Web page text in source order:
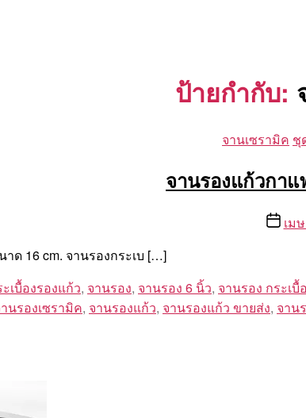
ป้ายกำกับ:
จานเซรามิค ชุ
จานรองแก้วกา
Postเม
ด 16 cm. จานรองกระเบ […]
เบื้องรองแก้ว, จานรอง, จานรอง 6 นิ้ว, จานรอง กระเบื้
นรองเซรามิค, จานรองแก้ว, จานรองแก้ว ขายส่ง, จาน